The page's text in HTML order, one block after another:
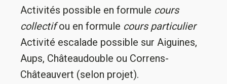
Activités possible en formule cours
collectifou en formule cours particulier
Activité escalade possible sur Aiguines,
Aups, Châteaudouble ou Correns-
Châteauvert (selon projet).